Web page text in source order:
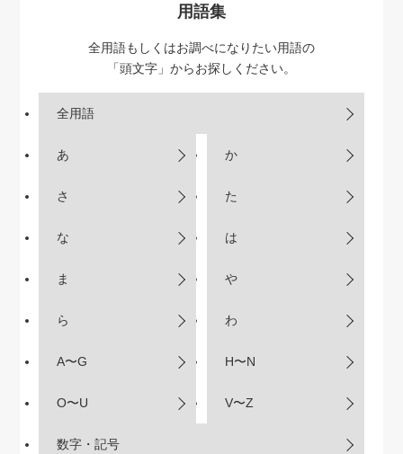
用語集
全用語もしくはお調べになりたい用語の
「頭文字」からお探しください。
全用語
あ か
さ た
な は
ま や
ら わ
A〜G H〜N
O〜U V〜Z
数字・記号